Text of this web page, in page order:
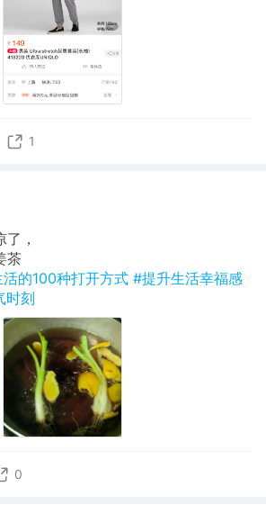
1
，
茶
的100种打开方式 #提升生活幸福感
时刻
0